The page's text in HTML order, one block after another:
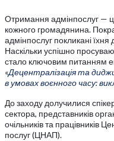
Отримання адмінпослуг —
кожного громадянина.
адмінпослуг покликані їхня
Наскільки успішно
стало ключовим питанням
«Децентралізація та
в умовах воєнного часу:
До заходу долучилися
сектора, представників
очільників та працівників
послуг (ЦНАП).